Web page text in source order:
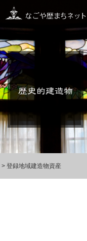
> 登録地域建造物資産